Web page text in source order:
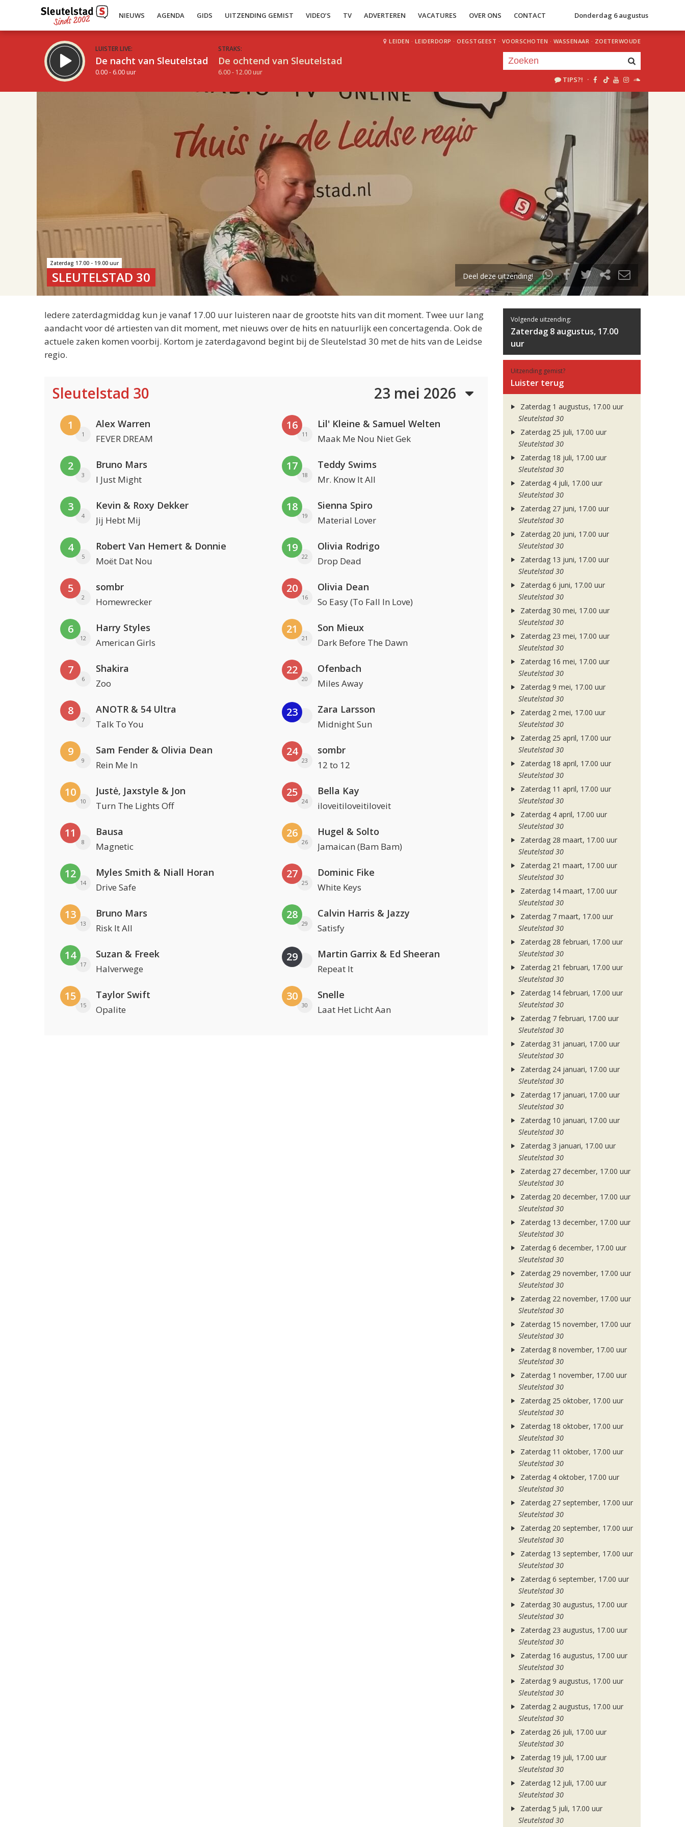
NIEUWS AGENDA GIDS UITZENDING GEMIST VIDEO’S TV ADVERTEREN VACATURES OVER ONS CONTACT Donderdag 6 augustus
LUISTER LIVE:
De nacht van Sleutelstad
0.00 - 6.00 uur
STRAKS:
De ochtend van Sleutelstad
6.00 - 12.00 uur
LEIDEN · LEIDERDORP · OEGSTGEEST · VOORSCHOTEN · WASSENAAR · ZOETERWOUDE
TIPS?! ·
uur 1 van 2
Volgend uur
Zaterdag 17.00 - 19.00 uur
SLEUTELSTAD 30 Deel deze uitzending!
Iedere zaterdagmiddag kun je vanaf 17.00 uur luisteren naar de grootste hits van dit moment. Twee uur lang
aandacht voor dé artiesten van dit moment, met nieuws over de hits en natuurlijk een concertagenda. Ook de
actuele zaken komen voorbij. Kortom je zaterdagavond begint bij de Sleutelstad 30 met de hits van de Leidse
regio.
Sleutelstad 30 23 mei 2026
1
1
Alex Warren
FEVER DREAM
2
3
Bruno Mars
I Just Might
3
4
Kevin & Roxy Dekker
Jij Hebt Mij
4
5
Robert Van Hemert & Donnie
Moët Dat Nou
5
2
sombr
Homewrecker
6
12
Harry Styles
American Girls
7
6
Shakira
Zoo
8
7
ANOTR & 54 Ultra
Talk To You
9
9
Sam Fender & Olivia Dean
Rein Me In
10
10
Justė, Jaxstyle & Jon
Turn The Lights Off
11
8
Bausa
Magnetic
12
14
Myles Smith & Niall Horan
Drive Safe
13
13
Bruno Mars
Risk It All
14
17
Suzan & Freek
Halverwege
15
15
Taylor Swift
Opalite
16
11
Lil' Kleine & Samuel Welten
Maak Me Nou Niet Gek
17
18
Teddy Swims
Mr. Know It All
18
19
Sienna Spiro
Material Lover
19
22
Olivia Rodrigo
Drop Dead
20
16
Olivia Dean
So Easy (To Fall In Love)
21
21
Son Mieux
Dark Before The Dawn
22
20
Ofenbach
Miles Away
23 Zara Larsson
Midnight Sun
24
23
sombr
12 to 12
25
24
Bella Kay
iloveitiloveitiloveit
26
26
Hugel & Solto
Jamaican (Bam Bam)
27
25
Dominic Fike
White Keys
28
29
Calvin Harris & Jazzy
Satisfy
29 Martin Garrix & Ed Sheeran
Repeat It
30
30
Snelle
Laat Het Licht Aan
Volgende uitzending:
Zaterdag 8 augustus, 17.00
uur
Uitzending gemist?
Luister terug
Zaterdag 1 augustus, 17.00 uur
Sleutelstad 30
Zaterdag 25 juli, 17.00 uur
Sleutelstad 30
Zaterdag 18 juli, 17.00 uur
Sleutelstad 30
Zaterdag 4 juli, 17.00 uur
Sleutelstad 30
Zaterdag 27 juni, 17.00 uur
Sleutelstad 30
Zaterdag 20 juni, 17.00 uur
Sleutelstad 30
Zaterdag 13 juni, 17.00 uur
Sleutelstad 30
Zaterdag 6 juni, 17.00 uur
Sleutelstad 30
Zaterdag 30 mei, 17.00 uur
Sleutelstad 30
Zaterdag 23 mei, 17.00 uur
Sleutelstad 30
Zaterdag 16 mei, 17.00 uur
Sleutelstad 30
Zaterdag 9 mei, 17.00 uur
Sleutelstad 30
Zaterdag 2 mei, 17.00 uur
Sleutelstad 30
Zaterdag 25 april, 17.00 uur
Sleutelstad 30
Zaterdag 18 april, 17.00 uur
Sleutelstad 30
Zaterdag 11 april, 17.00 uur
Sleutelstad 30
Zaterdag 4 april, 17.00 uur
Sleutelstad 30
Zaterdag 28 maart, 17.00 uur
Sleutelstad 30
Zaterdag 21 maart, 17.00 uur
Sleutelstad 30
Zaterdag 14 maart, 17.00 uur
Sleutelstad 30
Zaterdag 7 maart, 17.00 uur
Sleutelstad 30
Zaterdag 28 februari, 17.00 uur
Sleutelstad 30
Zaterdag 21 februari, 17.00 uur
Sleutelstad 30
Zaterdag 14 februari, 17.00 uur
Sleutelstad 30
Zaterdag 7 februari, 17.00 uur
Sleutelstad 30
Zaterdag 31 januari, 17.00 uur
Sleutelstad 30
Zaterdag 24 januari, 17.00 uur
Sleutelstad 30
Zaterdag 17 januari, 17.00 uur
Sleutelstad 30
Zaterdag 10 januari, 17.00 uur
Sleutelstad 30
Zaterdag 3 januari, 17.00 uur
Sleutelstad 30
Zaterdag 27 december, 17.00 uur
Sleutelstad 30
Zaterdag 20 december, 17.00 uur
Sleutelstad 30
Zaterdag 13 december, 17.00 uur
Sleutelstad 30
Zaterdag 6 december, 17.00 uur
Sleutelstad 30
Zaterdag 29 november, 17.00 uur
Sleutelstad 30
Zaterdag 22 november, 17.00 uur
Sleutelstad 30
Zaterdag 15 november, 17.00 uur
Sleutelstad 30
Zaterdag 8 november, 17.00 uur
Sleutelstad 30
Zaterdag 1 november, 17.00 uur
Sleutelstad 30
Zaterdag 25 oktober, 17.00 uur
Sleutelstad 30
Zaterdag 18 oktober, 17.00 uur
Sleutelstad 30
Zaterdag 11 oktober, 17.00 uur
Sleutelstad 30
Zaterdag 4 oktober, 17.00 uur
Sleutelstad 30
Zaterdag 27 september, 17.00 uur
Sleutelstad 30
Zaterdag 20 september, 17.00 uur
Sleutelstad 30
Zaterdag 13 september, 17.00 uur
Sleutelstad 30
Zaterdag 6 september, 17.00 uur
Sleutelstad 30
Zaterdag 30 augustus, 17.00 uur
Sleutelstad 30
Zaterdag 23 augustus, 17.00 uur
Sleutelstad 30
Zaterdag 16 augustus, 17.00 uur
Sleutelstad 30
Zaterdag 9 augustus, 17.00 uur
Sleutelstad 30
Zaterdag 2 augustus, 17.00 uur
Sleutelstad 30
Zaterdag 26 juli, 17.00 uur
Sleutelstad 30
Zaterdag 19 juli, 17.00 uur
Sleutelstad 30
Zaterdag 12 juli, 17.00 uur
Sleutelstad 30
Zaterdag 5 juli, 17.00 uur
Sleutelstad 30